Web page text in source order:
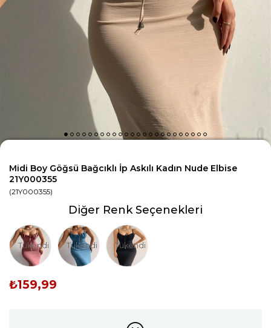
Midi Boy Göğsü Bağcıklı İp Askılı Kadın Nude Elbise
21Y000355
(21Y000355)
Diğer Renk Seçenekleri
Tükendi Tükendi Tükendi
₺159,99